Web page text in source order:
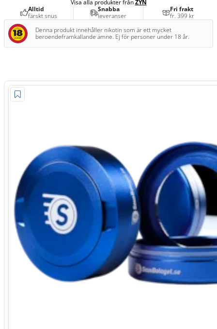
Visa alla produkter frånZYN
Alltid
färskt snus
Snabba
leveranser
Fri frakt
fr. 399 kr
Denna produkt innehåller nikotin som är ett mycket
beroendeframkallande ämne. Ej för personer under 18 år.